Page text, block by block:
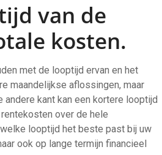
van de
kosten.
met de looptijd ervan en het
maandelijkse aflossingen, maar
kant kan een kortere looptijd
over de hele
looptijd het beste past bij uw
ook op lange termijn financieel